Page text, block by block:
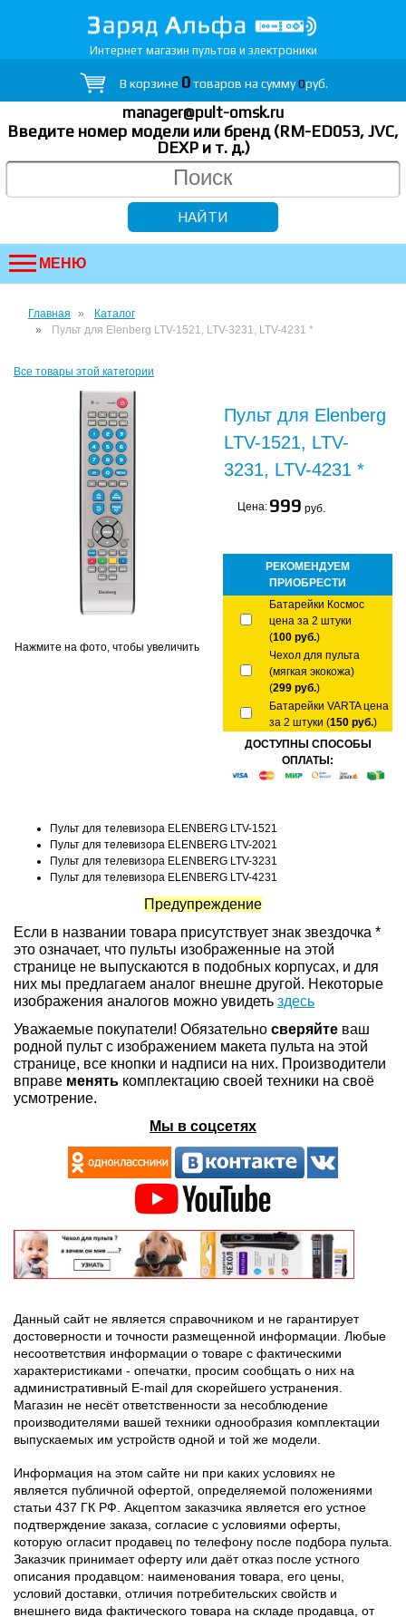
Интернет магазин пультов и электроники
В корзине 0товаров на сумму0руб.
manager@pult-omsk.ru
Введите номер модели или бренд (RM-ED053, JVC,
DEXP и т. д.)
МЕНЮ
Главная
Каталог
Пульт для Elenberg LTV-1521, LTV-3231, LTV-4231 *
Все товары этой категории
Нажмите на фото, чтобы увеличить
Пульт для Elenberg
LTV-1521, LTV-
3231, LTV-4231 *
Цена: 999 руб.
РЕКОМЕНДУЕМ
ПРИОБРЕСТИ
Батарейки Космос
цена за 2 штуки
(100 руб.)
Чехол для пульта
(мягкая экокожа)
(299 руб.)
Батарейки VARTA цена
за 2 штуки (150 руб.)
ДОСТУПНЫ СПОСОБЫ
ОПЛАТЫ:
Пульт для телевизора ELENBERG LTV-1521
Пульт для телевизора ELENBERG LTV-2021
Пульт для телевизора ELENBERG LTV-3231
Пульт для телевизора ELENBERG LTV-4231
Предупреждение
Если в названии товара присутствует знак звездочка *
это означает, что пульты изображенные на этой
странице не выпускаются в подобных корпусах, и для
них мы предлагаем аналог внешне другой. Некоторые
изображения аналогов можно увидеть здесь
Уважаемые покупатели! Обязательно сверяйте ваш
родной пульт с изображением макета пульта на этой
странице, все кнопки и надписи на них. Производители
вправе менять комплектацию своей техники на своё
усмотрение.
Мы в соцсетях
Данный сайт не является справочником и не гарантирует
достоверности и точности размещенной информации. Любые
несоответствия информации о товаре с фактическими
характеристиками - опечатки, просим сообщать о них на
административный E-mail для скорейшего устранения.
Магазин не несёт ответственности за несоблюдение
производителями вашей техники однообразия комплектации
выпускаемых им устройств одной и той же модели.
Информация на этом сайте ни при каких условиях не
является публичной офертой, определяемой положениями
статьи 437 ГК РФ. Акцептом заказчика является его устное
подтверждение заказа, согласие с условиями оферты,
которую огласит продавец по телефону после подбора пульта.
Заказчик принимает оферту или даёт отказ после устного
описания продавцом: наименования товара, его цены,
условий доставки, отличия потребительских свойств и
внешнего вида фактического товара на складе продавца, от